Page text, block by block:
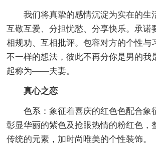
我们将真挚的感情沉淀为实在的生
互敬互爱、分担忧愁、分享快乐。承诺
相规劝、互相批评。包容对方的个性与
不一样的想法，彼此不再分你是男的我
起称为——夫妻。
真心之恋
色系：象征着喜庆的红色色配合象
彰显华丽的紫色及抢眼热情的粉红色，
传统的元素，加时尚唯美的个性装饰。